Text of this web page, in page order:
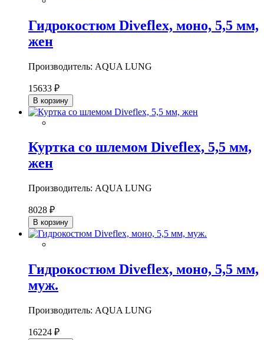
Гидрокостюм Diveflex, моно, 5,5 мм,
жен
Производитель: AQUA LUNG
15633 ₽
В корзину
Куртка со шлемом Diveflex, 5,5 мм,
жен
Производитель: AQUA LUNG
8028 ₽
В корзину
Гидрокостюм Diveflex, моно, 5,5 мм,
муж.
Производитель: AQUA LUNG
16224 ₽